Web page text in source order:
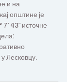
и на
општине је
43″ источне
Лесковцу.